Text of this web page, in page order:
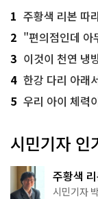
1 주황색 리본 따라
2 "편의점인데 아무
3 이것이 천연 냉
4 한강 다리 아래
5 우리 아이 체력
시민기자 인
주황색
서울둘레
시민기자